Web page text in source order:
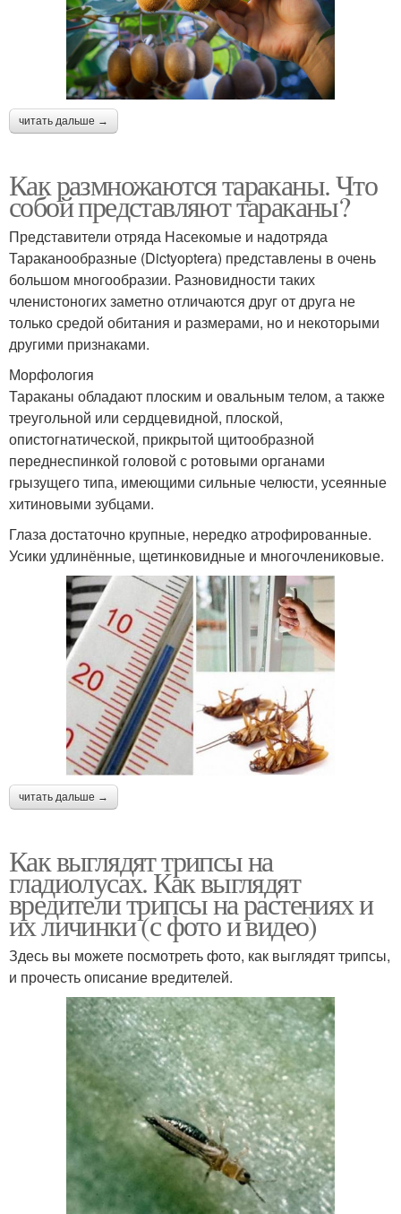
читать дальше →
Как размножаются тараканы. Что
собой представляют тараканы?
Представители отряда Насекомые и надотряда
Тараканообразные (Dictyoptera) представлены в очень
большом многообразии. Разновидности таких
членистоногих заметно отличаются друг от друга не
только средой обитания и размерами, но и некоторыми
другими признаками.
Морфология
Тараканы обладают плоским и овальным телом, а также
треугольной или сердцевидной, плоской,
опистогнатической, прикрытой щитообразной
переднеспинкой головой с ротовыми органами
грызущего типа, имеющими сильные челюсти, усеянные
хитиновыми зубцами.
Глаза достаточно крупные, нередко атрофированные.
Усики удлинённые, щетинковидные и многочлениковые.
читать дальше →
Как выглядят трипсы на
гладиолусах. Как выглядят
вредители трипсы на растениях и
их личинки (с фото и видео)
Здесь вы можете посмотреть фото, как выглядят трипсы,
и прочесть описание вредителей.